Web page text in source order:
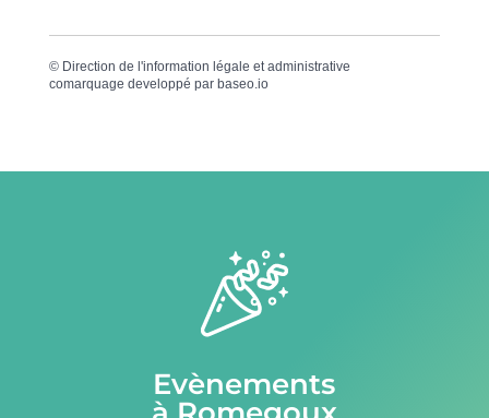
© Direction de l'information légale et administrative
comarquage developpé par baseo.io
Evènements